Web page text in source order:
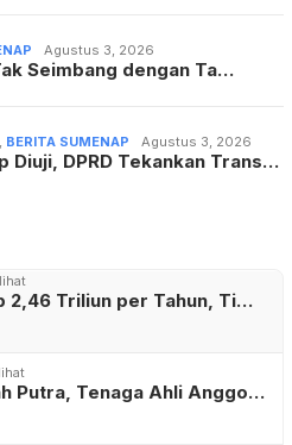
Agustus 3, 2026
Seimbang dengan Ta…
, BERITA SUMENAP Agustus 3, 2026
Diuji, DPRD Tekankan Trans…
2,46 Triliun per Tahun, Ti…
Putra, Tenaga Ahli Anggo…